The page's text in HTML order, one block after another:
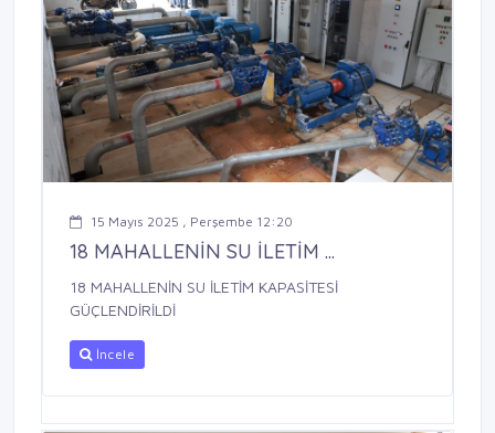
15 Mayıs 2025 , Perşembe 12:20
18 MAHALLENİN SU İLETİM ...
18 MAHALLENİN SU İLETİM KAPASİTESİ
GÜÇLENDİRİLDİ
İncele